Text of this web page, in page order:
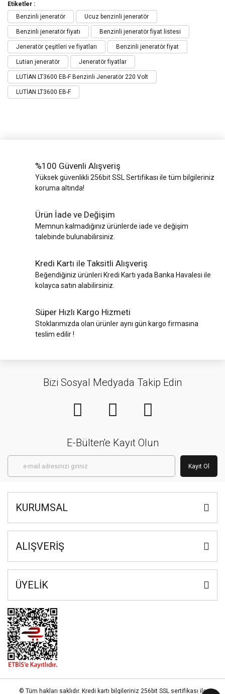
Etiketler :
Benzinli jeneratör
Ucuz benzinli jeneratör
Benzinli jeneratör fiyatı Benzinli jeneratör fiyat listesi
Jeneratör çeşitleri ve fiyatları Benzinli jeneratör fiyat
Lutian jeneratör Jeneratör fiyatlar
LUTİAN LT3600 EB-F Benzinli Jeneratör 220 Volt
LUTİAN LT3600 EB-F
%100 Güvenli Alışveriş
Yüksek güvenlikli 256bit SSL Sertifikası ile tüm bilgileriniz
koruma altında!
Ürün İade ve Değişim
Memnun kalmadığınız ürünlerde iade ve değişim
talebinde bulunabilirsiniz.
Kredi Kartı ile Taksitli Alışveriş
Beğendiğiniz ürünleri Kredi Kartı yada Banka Havalesi ile
kolayca satın alabilirsiniz.
Süper Hızlı Kargo Hizmeti
Stoklarımızda olan ürünler aynı gün kargo firmasına
teslim edilir !
Bizi Sosyal Medyada Takip Edin
E-Bülten'e Kayıt Olun
Kayıt Ol
KURUMSAL
ALIŞVERİŞ
ÜYELİK
© Tüm hakları saklıdır. Kredi kartı bilgileriniz 256bit SSL sertifikası ile